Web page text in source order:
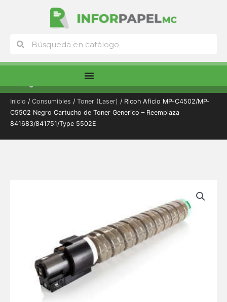
Buscar
Inicio / Consumibles / Toner (Laser) / Ricoh Aficio MP-C4502/MP-
C5502 Negro Cartucho de Toner Generico – Reemplaza
841683/841751/Type 5502E